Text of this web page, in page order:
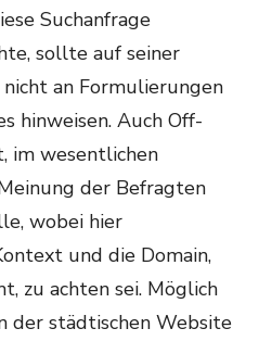
Suchanfrage
sollte auf seiner
an Formulierungen
hinweisen. Auch Off-
im wesentlichen
der Befragten
wobei hier
und die Domain,
zu achten sei. Möglich
der städtischen Website